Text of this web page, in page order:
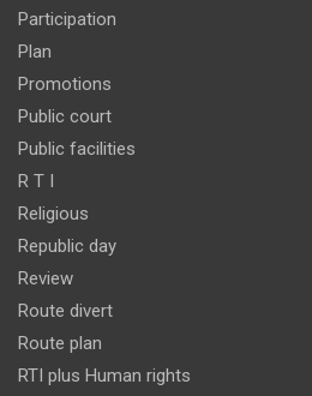
Participation
Plan
Promotions
Public court
Public facilities
R T I
Religious
Republic day
Review
Route divert
Route plan
RTI plus Human rights